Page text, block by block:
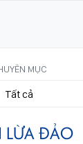
MỤC
LỪA ĐẢO